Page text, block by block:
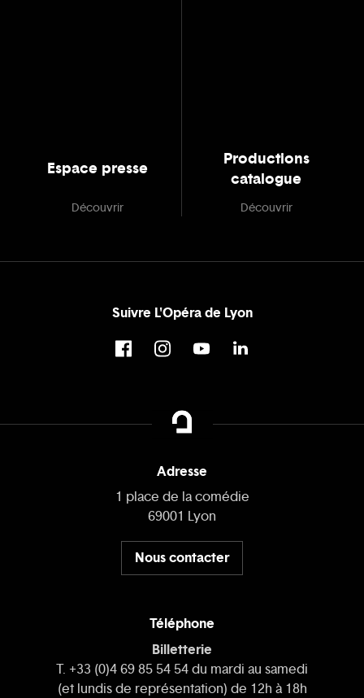
Espace presse
Découvrir
Productions
catalogue
Découvrir
Suivre L'Opéra de Lyon
Adresse
1 place de la comédie
69001 Lyon
Nous contacter
Téléphone
Billetterie
T. +33 (0)4 69 85 54 54 du mardi au samedi
(et lundis de représentation) de 12h à 18h